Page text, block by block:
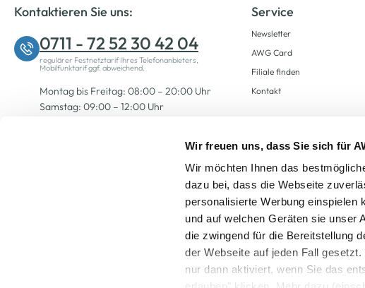
Wir freuen uns, dass Sie sich für
Wir möchten Ihnen das
dazu bei, dass die Webseite
personalisierte Werbung einspielen
und auf welchen Geräten sie unser
die zwingend für die Bereitstellung
der Webseite auf jeden Fall
nur dann aktiviert, wenn Sie das
Kontaktieren Sie uns:
0711 - 72 52 30 42 04
regulärer Festnetztarif Ihres Telefonanbieters,
Mobilfunktarif ggf. abweichend.
Montag bis Freitag: 08:00 – 20:00 Uhr
Samstag: 09:00 – 12:00 Uhr
Service
Newsletter
AWG Card
Filiale finden
Kontakt
Alle Preise inkl. gesetzl.